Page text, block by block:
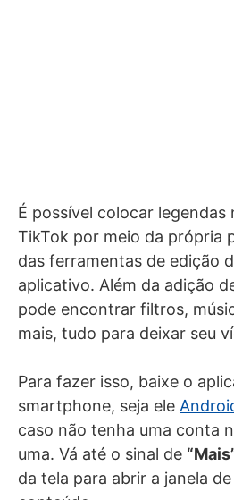
É possível colocar legendas
TikTok por meio da própria
das ferramentas de edição
aplicativo. Além da adição
pode encontrar filtros,
mais, tudo para deixar seu
Para fazer isso, baixe o
smartphone, seja ele
caso não tenha uma conta
uma. Vá até o sinal de
da tela para abrir a janela